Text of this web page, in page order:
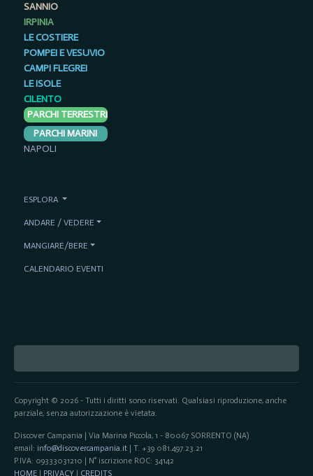
Copyright © 2026 - Tutti i diritti sono riservati. Qualsiasi riproduzione, anche
parziale, senza autorizzazione è vietata.
Discover Campania | Via Marina Piccola, 1 - 80067 SORRENTO (NA)
email: info@discovercampania.it| T. +39 081.497.23.21
P.IVA: 09333031210 | N° iscrizione ROC: 34142
HOME| PRIVACY | CREDITS
SANNIO
IRPINIA
LE COSTIERE
POMPEI E VESUVIO
CAMPI FLEGREI
LE ISOLE
CILENTO
PARCHI TERRESTRI
PARCHI MARINI
NAPOLI
ESPLORA
ANDARE / VEDERE
MANGIARE/BERE
CALENDARIO EVENTI